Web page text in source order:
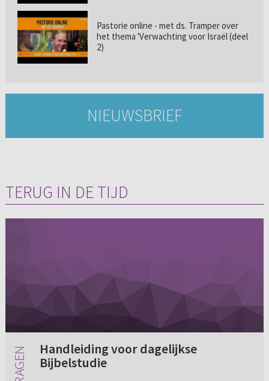
Pastorie online - met ds. Tramper over
het thema 'Verwachting voor Israël (deel
2)
NIEUWSBRIEF
TERUG IN DE TIJD
Handleiding voor dagelijkse
Bijbelstudie